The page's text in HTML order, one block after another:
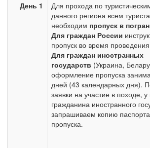
День 1
Для прохода по
данного региона всем
необходим пропуск в
Для граждан России
пропуск во время
Для граждан иностранных
государств (Украина,
оформление пропуска
дней (43 календарных дня).
заявки на участие в походе, у
гражданина иностранного
запрашиваем копию
пропуска.